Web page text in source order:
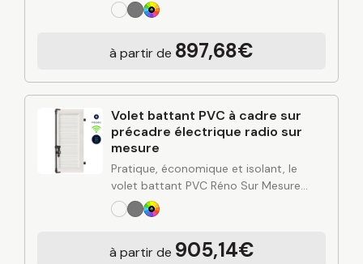
Mesure apporte une solution durable
pour protéger et valoriser votre
rigidité de l’aluminium et finitions…
à partir de 897,68€
Volet battant PVC à cadre sur
précadre électrique radio sur
mesure
Pratique, économique et isolant, le
volet battant PVC Réno Sur Mesure
combine simplicité d’entretien, bonne
performance thermique et esthétique
l’expertise industrielle de C2R et posé…
à partir de 905,14€